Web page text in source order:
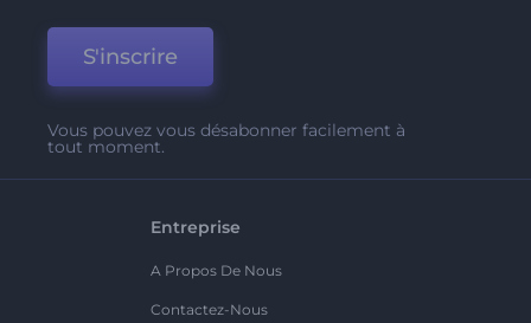
S'inscrire
Vous pouvez vous désabonner facilement à
tout moment.
Entreprise
A Propos De Nous
Contactez-Nous